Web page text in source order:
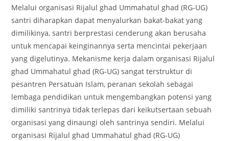
Melalui organisasi Rijalul ghad Ummahatul ghad (RG-UG)
santri diharapkan dapat menyalurkan bakat-bakat yang
dimilikinya, santri berprestasi cenderung akan berusaha
untuk mencapai keinginannya serta mencintai pekerjaan
yang digelutinya. Mekanisme kerja dalam organisasi Rijalul
ghad Ummahatul ghad (RG-UG) sangat terstruktur di
pesantren Persatuan Islam, peranan sekolah sebagai
lembaga pendidikan untuk mengembangkan potensi yang
dimiliki santrinya tidak terlepas dari keikutsertaan sebuah
organisasi yang dinaungi oleh santrinya sendiri. Melalui
organisasi Rijalul ghad Ummahatul ghad (RG-UG)